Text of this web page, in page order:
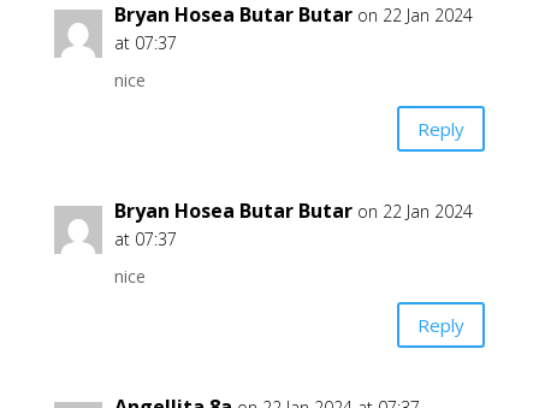
Bryan Hosea Butar Butar on 22 Jan 2024
at 07:37
nice
Reply
Bryan Hosea Butar Butar on 22 Jan 2024
at 07:37
nice
Reply